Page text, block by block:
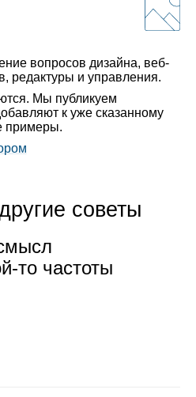
вопросов дизайна, веб-
редактуры и управления.
Мы публикуем
к уже сказанному
примеры.
советы
частоты